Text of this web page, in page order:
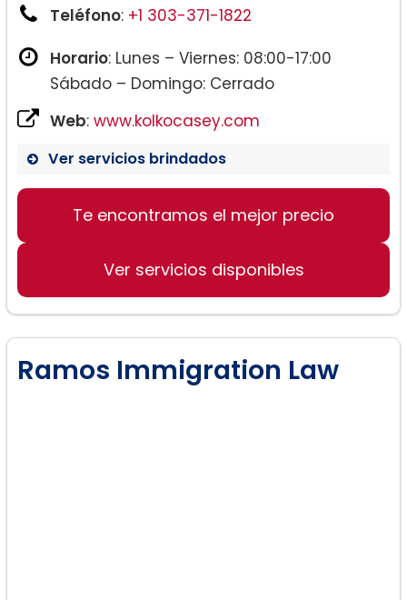
Teléfono: +1 303-371-1822
Horario: Lunes – Viernes: 08:00-17:00
Sábado – Domingo: Cerrado
Web: www.kolkocasey.com
Ver servicios brindados
Te encontramos el mejor precio
Ver servicios disponibles
Ramos Immigration Law